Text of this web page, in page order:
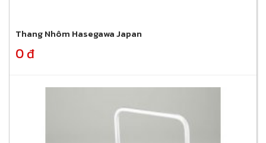
Thang Nhôm Hasegawa Japan
0 đ